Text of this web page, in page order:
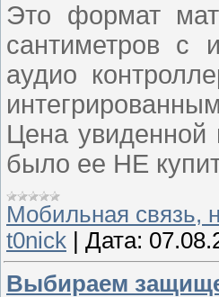
Это формат
сантиметров с
аудио
Цена увиденной
было ее НЕ
Мобильная связь,
t0nick
Дата:
Выбираем